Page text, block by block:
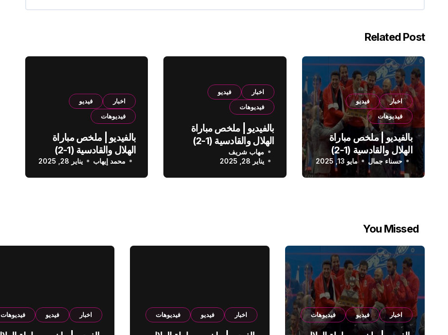
Related Post
اخبار
فيديو
فيديوهات
بالفيديو | ملخص مباراة
الهلال والقادسية (1-2)
الدوري السعودي
حسناء جمال مايو 13, 2025
اخبار
فيديو
فيديوهات
بالفيديو | ملخص مباراة
الهلال والقادسية (1-2)
الدوري السعودي
مهاب شريف
يناير 28, 2025
اخبار
فيديو
فيديوهات
بالفيديو | ملخص مباراة
الهلال والقادسية (1-2)
الدوري السعودي
محمد إيهاب يناير 28, 2025
You Missed
اخبار فيديو فيديوهات اخبار فيديو فيديوهات اخبار فيديو فيديوهات